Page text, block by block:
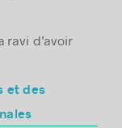
ravi d’avoir
et des